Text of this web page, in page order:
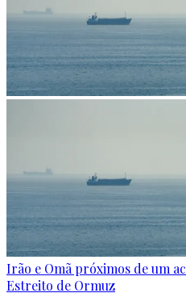
Irão e Omã próximos de um
Estreito de Ormuz